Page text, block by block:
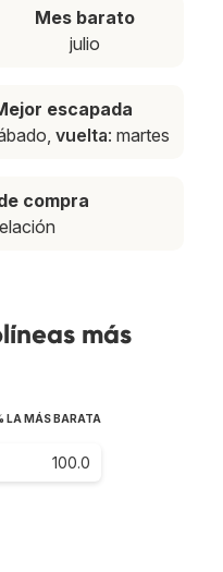
Mes barato
julio
escapada
vuelta: martes
compra
más
LA MÁS BARATA
100.0